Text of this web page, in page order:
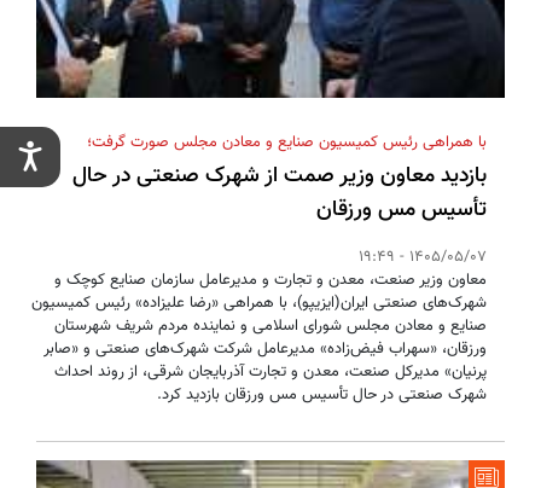
با همراهی رئیس کمیسیون صنایع و معادن مجلس صورت گرفت؛
بازدید معاون وزیر صمت از شهرک صنعتی در حال
تأسیس مس ورزقان
1405/05/07 - 19:49
معاون وزیر صنعت، معدن و تجارت و مدیرعامل سازمان صنایع کوچک و
شهرک‌های صنعتی ایران(ایزیپو)، با همراهی «رضا علیزاده» رئیس کمیسیون
صنایع و معادن مجلس شورای اسلامی و نماینده مردم شریف شهرستان
ورزقان، «سهراب فیض‌زاده» مدیرعامل شرکت شهرک‌های صنعتی و «صابر
پرنیان» مدیرکل صنعت، معدن و تجارت آذربایجان شرقی، از روند احداث
شهرک صنعتی در حال تأسیس مس ورزقان بازدید کرد.